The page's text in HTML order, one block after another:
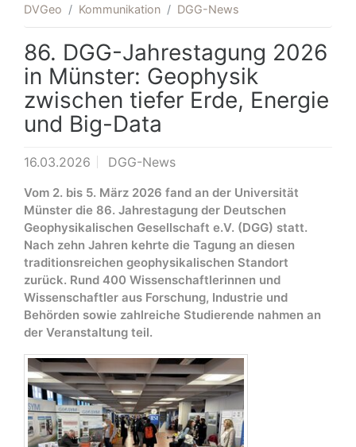
DVGeo Kommunikation DGG-News
86. DGG-Jahrestagung 2026
in Münster: Geophysik
zwischen tiefer Erde, Energie
und Big-Data
16.03.2026 DGG-News
Vom 2. bis 5. März 2026 fand an der Universität
Münster die 86. Jahrestagung der Deutschen
Geophysikalischen Gesellschaft e.V. (DGG) statt.
Nach zehn Jahren kehrte die Tagung an diesen
traditionsreichen geophysikalischen Standort
zurück. Rund 400 Wissenschaftlerinnen und
Wissenschaftler aus Forschung, Industrie und
Behörden sowie zahlreiche Studierende nahmen an
der Veranstaltung teil.